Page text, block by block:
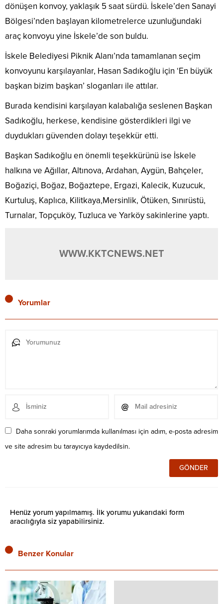
dönüşen konvoy, yaklaşık 5 saat sürdü. İskele’den Sanayi
Bölgesi’nden başlayan kilometrelerce uzunluğundaki
araç konvoyu yine İskele’de son buldu.
İskele Belediyesi Piknik Alanı’nda tamamlanan seçim
konvoyunu karşılayanlar, Hasan Sadıkoğlu için ‘En büyük
başkan bizim başkan’ sloganları ile attılar.
Burada kendisini karşılayan kalabalığa seslenen Başkan
Sadıkoğlu, herkese, kendisine gösterdikleri ilgi ve
duydukları güvenden dolayı teşekkür etti.
Başkan Sadıkoğlu en önemli teşekkürünü ise İskele
halkına ve Ağıllar, Altınova, Ardahan, Aygün, Bahçeler,
Boğaziçi, Boğaz, Boğaztepe, Ergazi, Kalecik, Kuzucuk,
Kurtuluş, Kaplıca, Kilitkaya,Mersinlik, Ötüken, Sınırüstü,
Turnalar, Topçuköy, Tuzluca ve Yarköy sakinlerine yaptı.
WWW.KKTCNEWS.NET
Yorumlar
Daha sonraki yorumlarımda kullanılması için adım, e-posta adresim
ve site adresim bu tarayıcıya kaydedilsin.
Henüz yorum yapılmamış. İlk yorumu yukarıdaki form
aracılığıyla siz yapabilirsiniz.
Benzer Konular